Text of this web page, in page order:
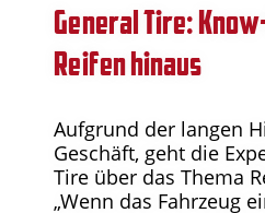
General Tire:
Reifen hinaus
Aufgrund der langen
Geschäft, geht die
Tire über das Thema
„Wenn das Fahrzeug